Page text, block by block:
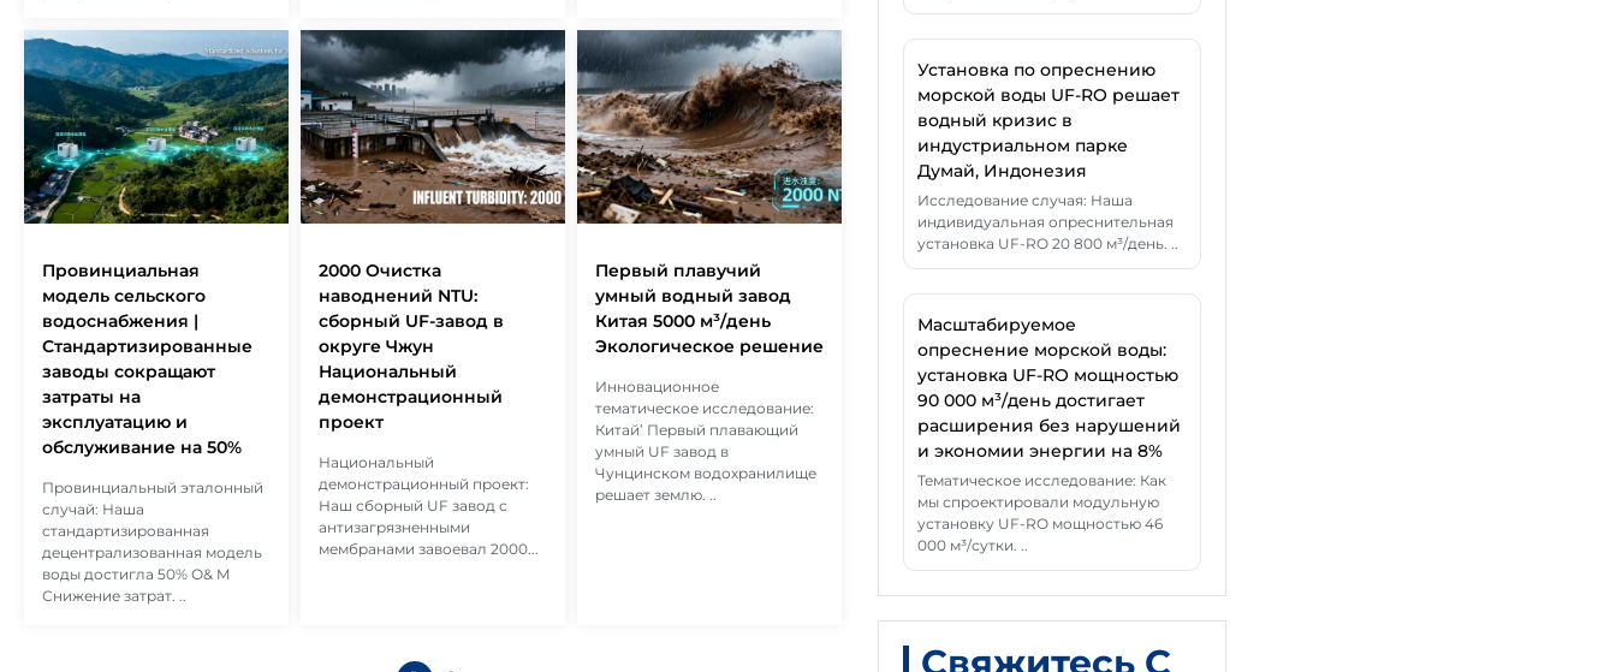
Провинциальная
модель сельского
водоснабжения |
Стандартизированные
заводы сокращают
затраты на
эксплуатацию и
обслуживание на 50%
Провинциальный эталонный
случай: Наша
стандартизированная
децентрализованная модель
воды достигла 50% О& M
Снижение затрат. ..
2000 Очистка
наводнений NTU:
сборный UF-завод в
округе Чжун
Национальный
демонстрационный
проект
Национальный
демонстрационный проект:
Наш сборный UF завод с
антизагрязненными
мембранами завоевал 2000...
Первый плавучий
умный водный завод
Китая 5000 м³/день
Экологическое решение
Инновационное
тематическое исследование:
Китай’ Первый плавающий
умный UF завод в
Чунцинском водохранилище
решает землю. ..
Установка по опреснению
морской воды UF-RO решает
водный кризис в
индустриальном парке
Думай, Индонезия
Исследование случая: Наша
индивидуальная опреснительная
установка UF-RO 20 800 м³/день. ..
Масштабируемое
опреснение морской воды:
установка UF-RO мощностью
90 000 м³/день достигает
расширения без нарушений
и экономии энергии на 8%
Тематическое исследование: Как
мы спроектировали модульную
установку UF-RO мощностью 46
000 м³/сутки. ..
Свяжитесь С